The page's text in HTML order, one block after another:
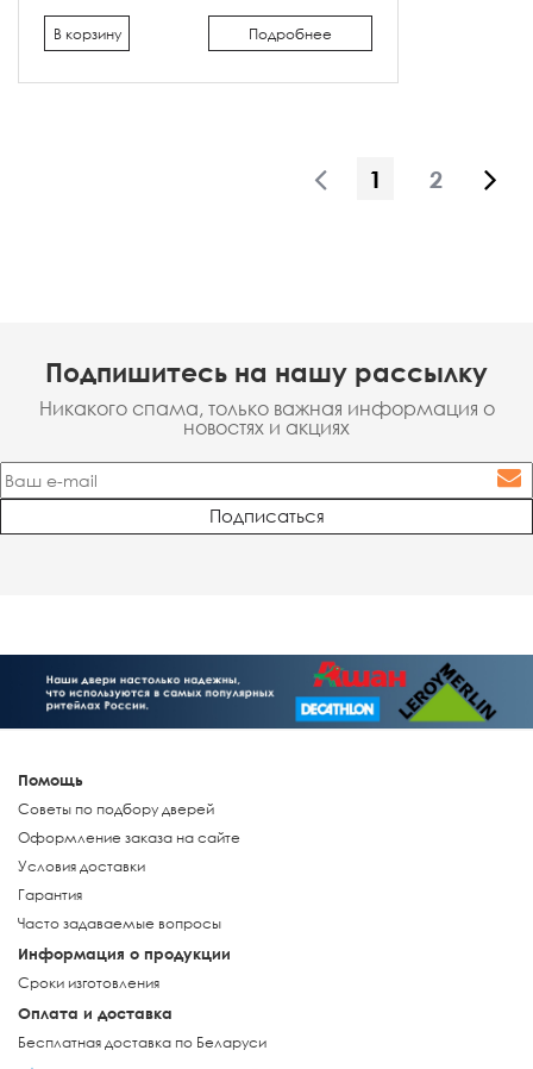
Подробнее
В корзину
1 2
Подпишитесь на нашу рассылку
Никакого спама, только важная информация о
новостях и акциях
Помощь
Советы по подбору дверей
Оформление заказа на сайте
Условия доставки
Гарантия
Часто задаваемые вопросы
Информация о продукции
Сроки изготовления
Оплата и доставка
Бесплатная доставка по Беларуси